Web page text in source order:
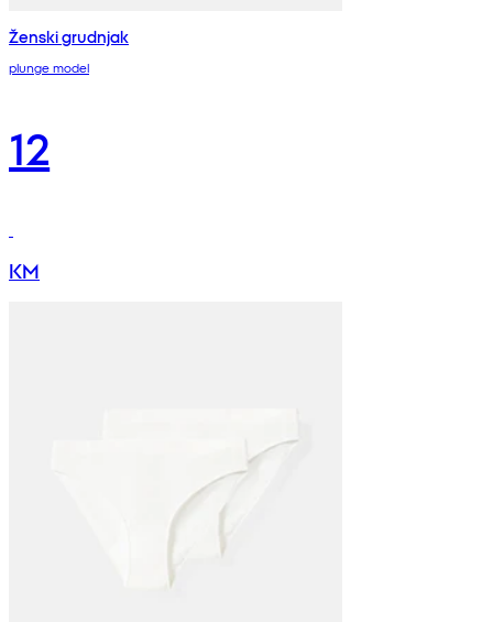
Ženski grudnjak
plunge model
12
KM